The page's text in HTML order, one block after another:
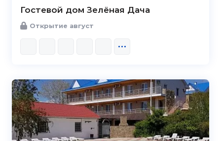
Гостевой дом Зелёная Дача
Открытие август